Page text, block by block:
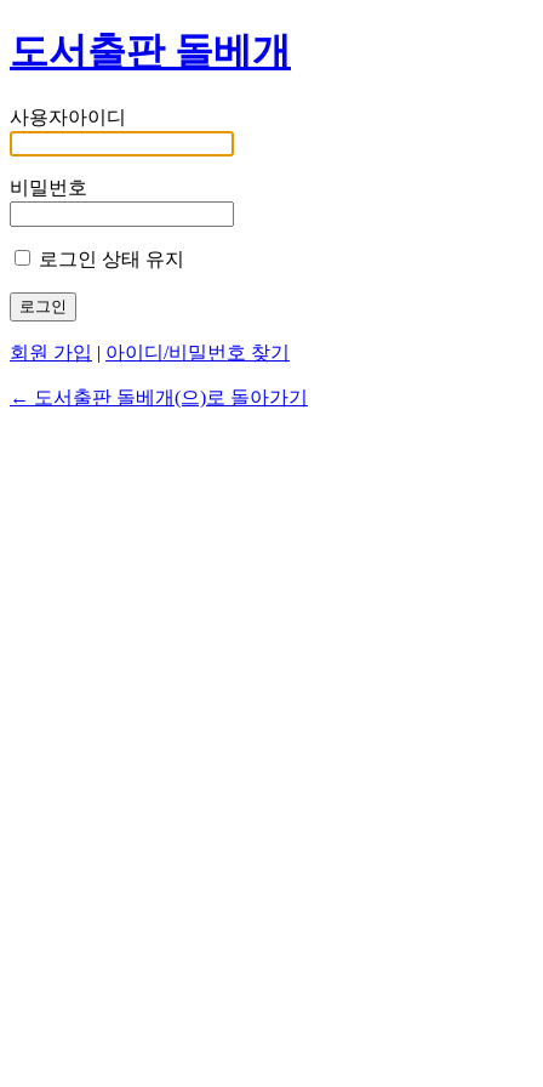
도서출판 돌베개
사용자아이디
비밀번호
로그인 상태 유지
회원 가입 | 아이디/비밀번호 찾기
← 도서출판 돌베개(으)로 돌아가기